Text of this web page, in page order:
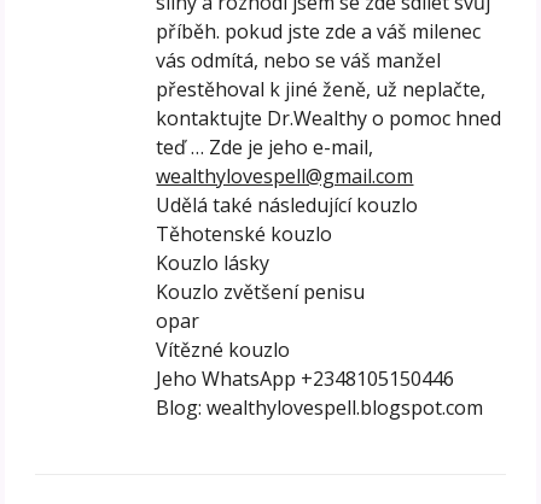
příběh. pokud jste zde a váš milenec
vás odmítá, nebo se váš manžel
přestěhoval k jiné ženě, už neplačte,
kontaktujte Dr.Wealthy o pomoc hned
teď … Zde je jeho e-mail,
wealthylovespell@gmail.com
Udělá také následující kouzlo
Těhotenské kouzlo
Kouzlo lásky
Kouzlo zvětšení penisu
opar
Vítězné kouzlo
Jeho WhatsApp +2348105150446
Blog: wealthylovespell.blogspot.com